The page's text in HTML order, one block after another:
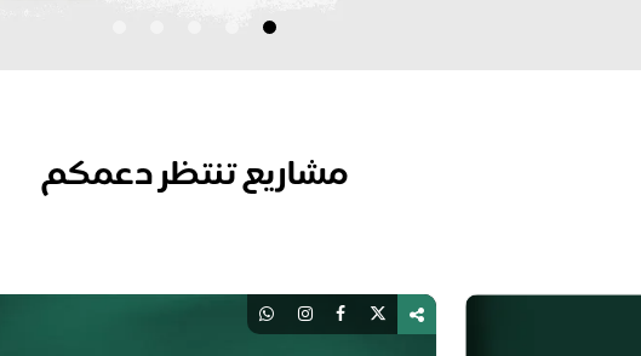
مشاريع تنتظر دعمكم